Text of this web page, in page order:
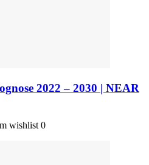
2022 – 2030 | NEAR
wishlist 0